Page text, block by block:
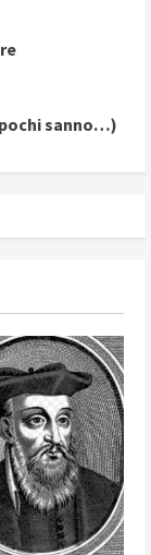
sanno…)